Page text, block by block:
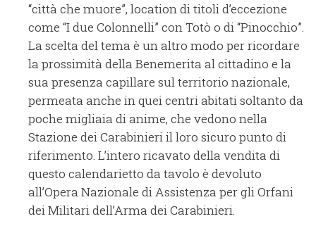
“città che muore”, location di titoli d’eccezione
come “I due Colonnelli” con Totò o di “Pinocchio”.
La scelta del tema è un altro modo per ricordare
la prossimità della Benemerita al cittadino e la
sua presenza capillare sul territorio nazionale,
permeata anche in quei centri abitati soltanto da
poche migliaia di anime, che vedono nella
Stazione dei Carabinieri il loro sicuro punto di
riferimento. L’intero ricavato della vendita di
questo calendarietto da tavolo è devoluto
all’Opera Nazionale di Assistenza per gli Orfani
dei Militari dell’Arma dei Carabinieri.